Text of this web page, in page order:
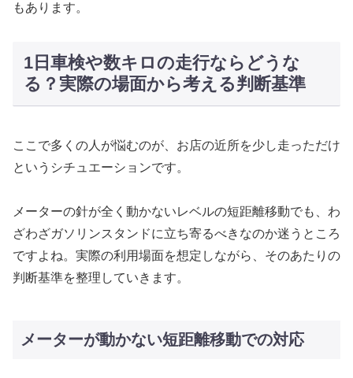
もあります。
1日車検や数キロの走行ならどうな
る？実際の場面から考える判断基準
ここで多くの人が悩むのが、お店の近所を少し走っただけ
というシチュエーションです。
メーターの針が全く動かないレベルの短距離移動でも、わ
ざわざガソリンスタンドに立ち寄るべきなのか迷うところ
ですよね。実際の利用場面を想定しながら、そのあたりの
判断基準を整理していきます。
メーターが動かない短距離移動での対応